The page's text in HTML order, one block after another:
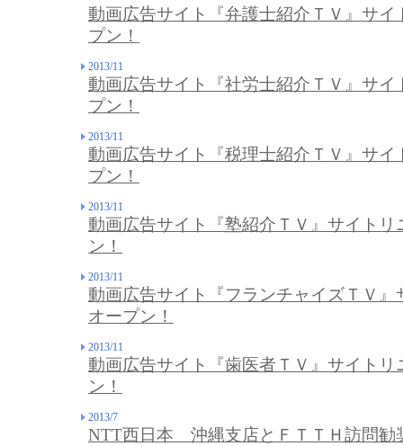
動画広告サイト『弁護士紹介ＴＶ』サイ
プン！
2013/11
動画広告サイト『社労士紹介ＴＶ』サイ
プン！
2013/11
動画広告サイト『税理士紹介ＴＶ』サイ
プン！
2013/11
動画広告サイト『塾紹介ＴＶ』サイトリ
ン！
2013/11
動画広告サイト『フランチャイズＴＶ』
オープン！
2013/11
動画広告サイト『歯医者ＴＶ』サイトリ
ン！
2013/7
NTT西日本 沖縄支店とＦＴＴＨ訪問勧